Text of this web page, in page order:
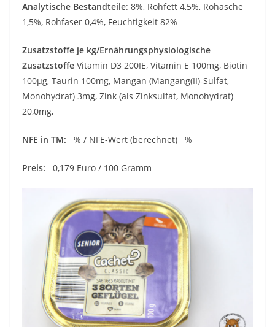
Analytische Bestandteile: 8%, Rohfett 4,5%, Rohasche
1,5%, Rohfaser 0,4%, Feuchtigkeit 82%
Zusatzstoffe je kg/Ernährungsphysiologische
Zusatzstoffe Vitamin D3 200IE, Vitamin E 100mg, Biotin
100µg, Taurin 100mg, Mangan (Mangang(II)-Sulfat,
Monohydrat) 3mg, Zink (als Zinksulfat, Monohydrat)
20,0mg,
NFE in TM: % / NFE-Wert (berechnet) %
Preis: 0,179 Euro / 100 Gramm